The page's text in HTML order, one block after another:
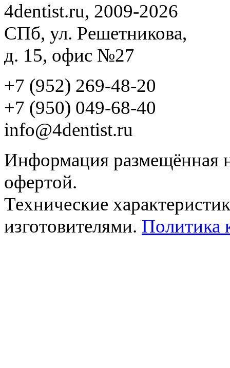
4dentist.ru, 2009-2026
СПб, ул. Решетникова,
д. 15, офис №27
+7 (952) 269-48-20
‪+7 (950) 049-68-40
info@4dentist.ru
Информация размещённая
офертой.
Технические
изготовителями. Политика